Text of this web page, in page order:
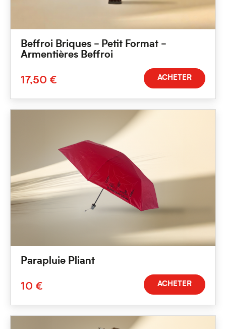
Beffroi Briques - Petit Format -
Armentières Beffroi
17,50 € ACHETER
Parapluie Pliant
10 € ACHETER